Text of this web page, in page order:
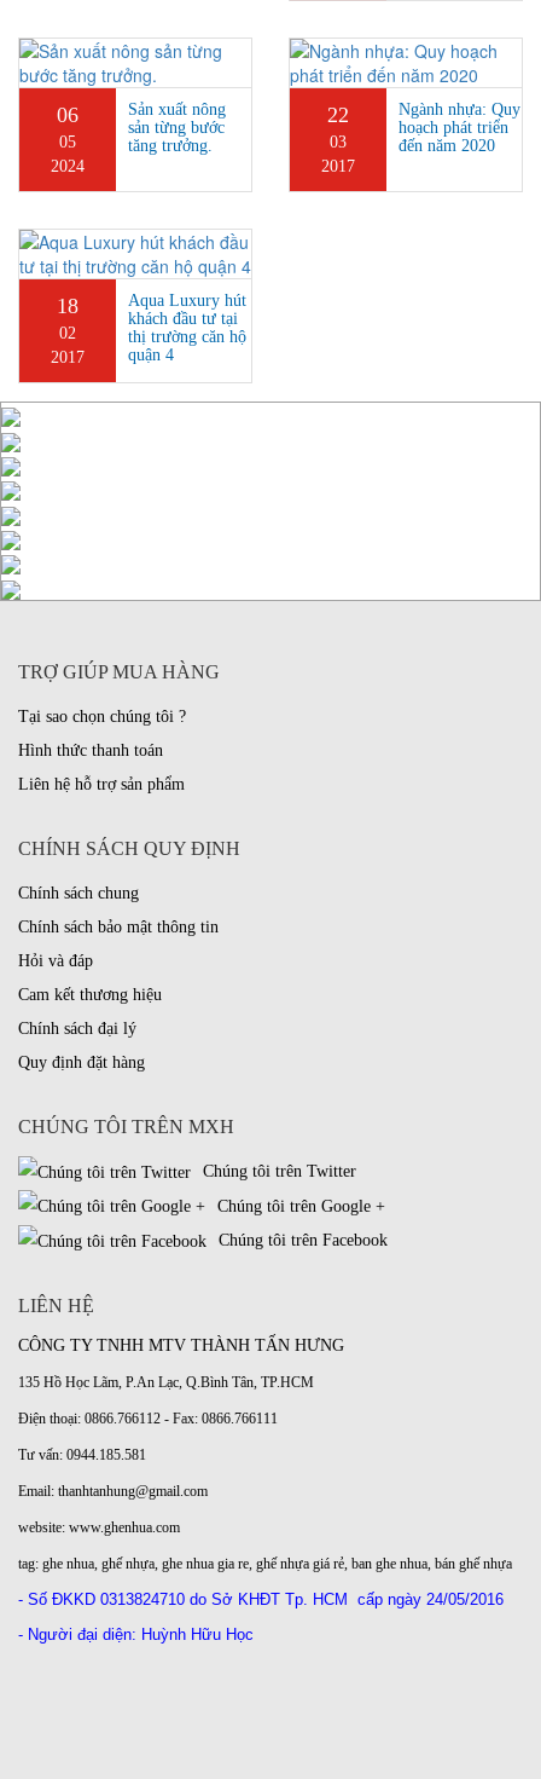
06
05
2024
Sản xuất nông
sản từng bước
tăng trưởng.
22
03
2017
Ngành nhựa: Quy
hoạch phát triển
đến năm 2020
18
02
2017
Aqua Luxury hút
khách đầu tư tại
thị trường căn hộ
quận 4
TRỢ GIÚP MUA HÀNG
Tại sao chọn chúng tôi ?
Hình thức thanh toán
Liên hệ hỗ trợ sản phẩm
CHÍNH SÁCH QUY ĐỊNH
Chính sách chung
Chính sách bảo mật thông tin
Hỏi và đáp
Cam kết thương hiệu
Chính sách đại lý
Quy định đặt hàng
CHÚNG TÔI TRÊN MXH
Chúng tôi trên Twitter
Chúng tôi trên Google +
Chúng tôi trên Facebook
LIÊN HỆ
CÔNG TY TNHH MTV THÀNH TẤN HƯNG
135 Hồ Học Lãm, P.An Lạc, Q.Bình Tân, TP.HCM
Điện thoại: 0866.766112 - Fax: 0866.766111
Tư vấn: 0944.185.581
Email: thanhtanhung@gmail.com
website: www.ghenhua.com
tag: ghe nhua, ghế nhựa, ghe nhua gia re, ghế nhựa giá rẻ, ban ghe nhua, bán ghế nhựa
- Số ĐKKD 0313824710 do Sở KHĐT Tp. HCM
cấp ngày 24/05/2016
- Người đại diện: Huỳnh Hữu Học